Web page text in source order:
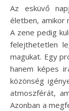
Az esküvő napja az egyik legfontosabb esemény az
életben, amikor
A zene pedig
felejthetetlen
magukat. Egy
hanem képes
közönség
atmoszférát,
Azonban a